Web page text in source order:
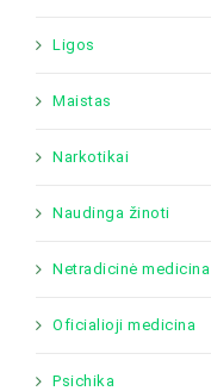
Ligos
Maistas
Narkotikai
Naudinga žinoti
Netradicinė medicina
Oficialioji medicina
Psichika